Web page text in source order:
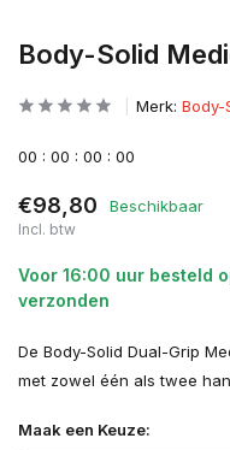
Body-Solid
Merk: Body-
00 : 00 : 00 : 00
€98,80 Beschikbaar
Incl. btw
Voor 16:00 uur besteld
verzonden
De Body-Solid Dual-Grip
met zowel één als twee
Maak een Keuze: